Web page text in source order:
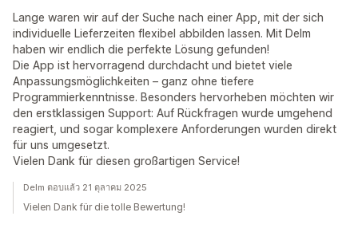
Lange waren wir auf der Suche nach einer App, mit der sich
individuelle Lieferzeiten flexibel abbilden lassen. Mit Delm
haben wir endlich die perfekte Lösung gefunden!
Die App ist hervorragend durchdacht und bietet viele
Anpassungsmöglichkeiten – ganz ohne tiefere
Programmierkenntnisse. Besonders hervorheben möchten wir
den erstklassigen Support: Auf Rückfragen wurde umgehend
reagiert, und sogar komplexere Anforderungen wurden direkt
für uns umgesetzt.
Vielen Dank für diesen großartigen Service!
Delm ตอบแล้ว 21 ตุลาคม 2025
Vielen Dank für die tolle Bewertung!